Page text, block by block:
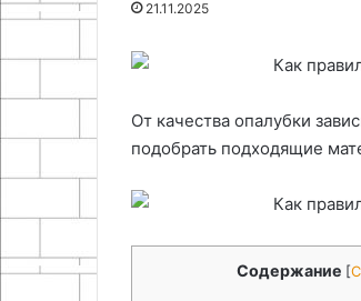
21.11.2025
От качества опалубки
подобрать подходящие
Содержание [
Украшения на школьную